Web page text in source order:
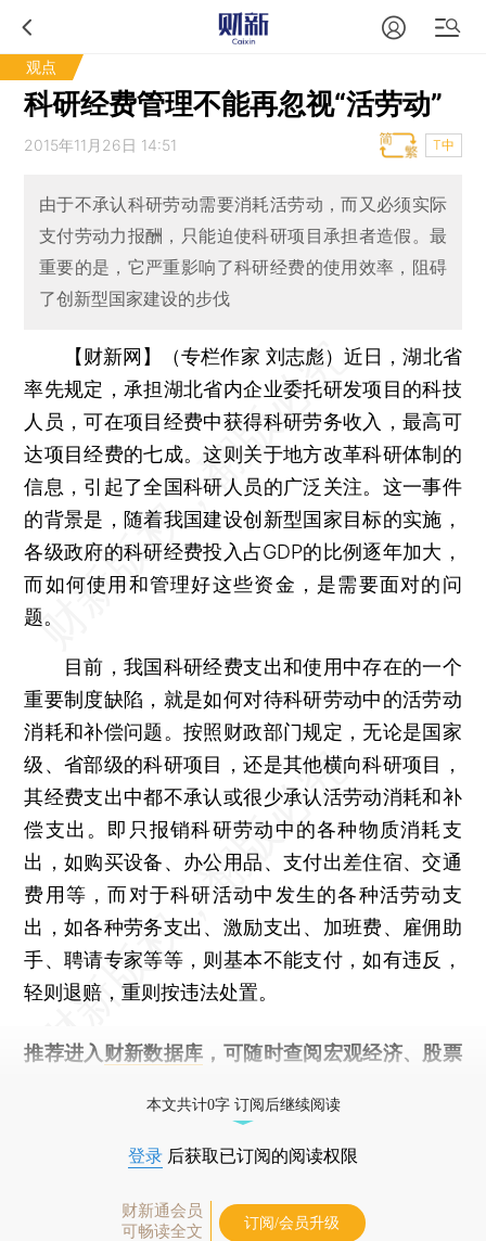
观点
科研经费管理不能再忽视“活劳动”
2015年11月26日 14:51 T中
由于不承认科研劳动需要消耗活劳动，而又必须实际
支付劳动力报酬，只能迫使科研项目承担者造假。最
重要的是，它严重影响了科研经费的使用效率，阻碍
了创新型国家建设的步伐
【财新网】（专栏作家 刘志彪）近日，湖北省
率先规定，承担湖北省内企业委托研发项目的科技
人员，可在项目经费中获得科研劳务收入，最高可
达项目经费的七成。这则关于地方改革科研体制的
信息，引起了全国科研人员的广泛关注。这一事件
的背景是，随着我国建设创新型国家目标的实施，
各级政府的科研经费投入占GDP的比例逐年加大，
而如何使用和管理好这些资金，是需要面对的问
题。
目前，我国科研经费支出和使用中存在的一个
重要制度缺陷，就是如何对待科研劳动中的活劳动
消耗和补偿问题。按照财政部门规定，无论是国家
级、省部级的科研项目，还是其他横向科研项目，
其经费支出中都不承认或很少承认活劳动消耗和补
偿支出。即只报销科研劳动中的各种物质消耗支
出，如购买设备、办公用品、支付出差住宿、交通
费用等，而对于科研活动中发生的各种活劳动支
出，如各种劳务支出、激励支出、加班费、雇佣助
手、聘请专家等等，则基本不能支付，如有违反，
轻则退赔，重则按违法处置。
推荐进入 财新数据库 ，可随时查阅宏观经济、股票
本文共计0字 订阅后继续阅读
登录 后获取已订阅的阅读权限
财新通会员
可畅读全文
订阅/会员升级